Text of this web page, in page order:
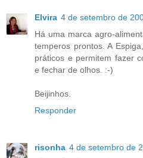
Elvira 4 de setembro de
Há uma marca agro-
temperos prontos. A
práticos e permitem fazer
e fechar de olhos. :-)
Beijinhos.
Responder
risonha 4 de setembro de